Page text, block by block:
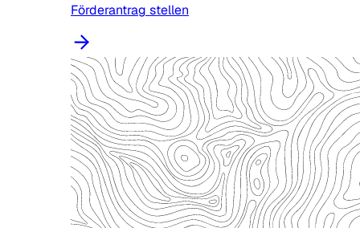
Förderantrag stellen